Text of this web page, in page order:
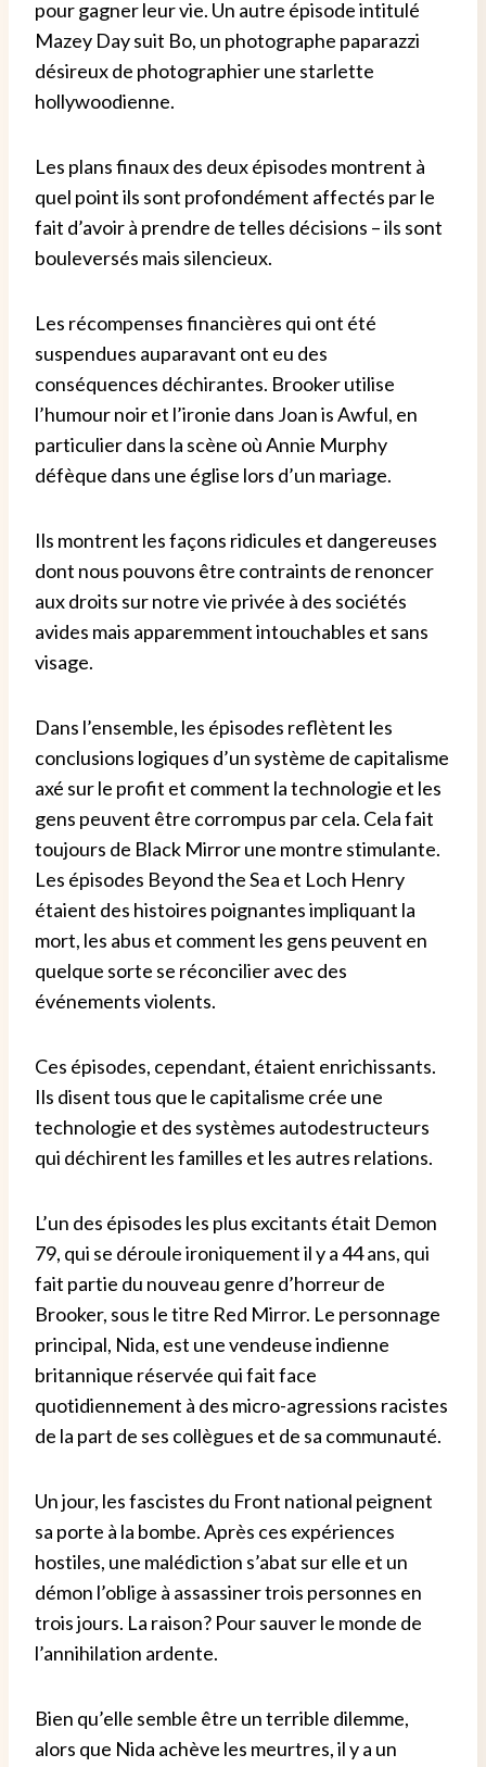
pour gagner leur vie. Un autre épisode intitulé
Mazey Day suit Bo, un photographe paparazzi
désireux de photographier une starlette
hollywoodienne.
Les plans finaux des deux épisodes montrent à
quel point ils sont profondément affectés par le
fait d’avoir à prendre de telles décisions – ils sont
bouleversés mais silencieux.
Les récompenses financières qui ont été
suspendues auparavant ont eu des
conséquences déchirantes. Brooker utilise
l’humour noir et l’ironie dans Joan is Awful, en
particulier dans la scène où Annie Murphy
défèque dans une église lors d’un mariage.
Ils montrent les façons ridicules et dangereuses
dont nous pouvons être contraints de renoncer
aux droits sur notre vie privée à des sociétés
avides mais apparemment intouchables et sans
visage.
Dans l’ensemble, les épisodes reflètent les
conclusions logiques d’un système de capitalisme
axé sur le profit et comment la technologie et les
gens peuvent être corrompus par cela. Cela fait
toujours de Black Mirror une montre stimulante.
Les épisodes Beyond the Sea et Loch Henry
étaient des histoires poignantes impliquant la
mort, les abus et comment les gens peuvent en
quelque sorte se réconcilier avec des
événements violents.
Ces épisodes, cependant, étaient enrichissants.
Ils disent tous que le capitalisme crée une
technologie et des systèmes autodestructeurs
qui déchirent les familles et les autres relations.
L’un des épisodes les plus excitants était Demon
79, qui se déroule ironiquement il y a 44 ans, qui
fait partie du nouveau genre d’horreur de
Brooker, sous le titre Red Mirror. Le personnage
principal, Nida, est une vendeuse indienne
britannique réservée qui fait face
quotidiennement à des micro-agressions racistes
de la part de ses collègues et de sa communauté.
Un jour, les fascistes du Front national peignent
sa porte à la bombe. Après ces expériences
hostiles, une malédiction s’abat sur elle et un
démon l’oblige à assassiner trois personnes en
trois jours. La raison? Pour sauver le monde de
l’annihilation ardente.
Bien qu’elle semble être un terrible dilemme,
alors que Nida achève les meurtres, il y a un